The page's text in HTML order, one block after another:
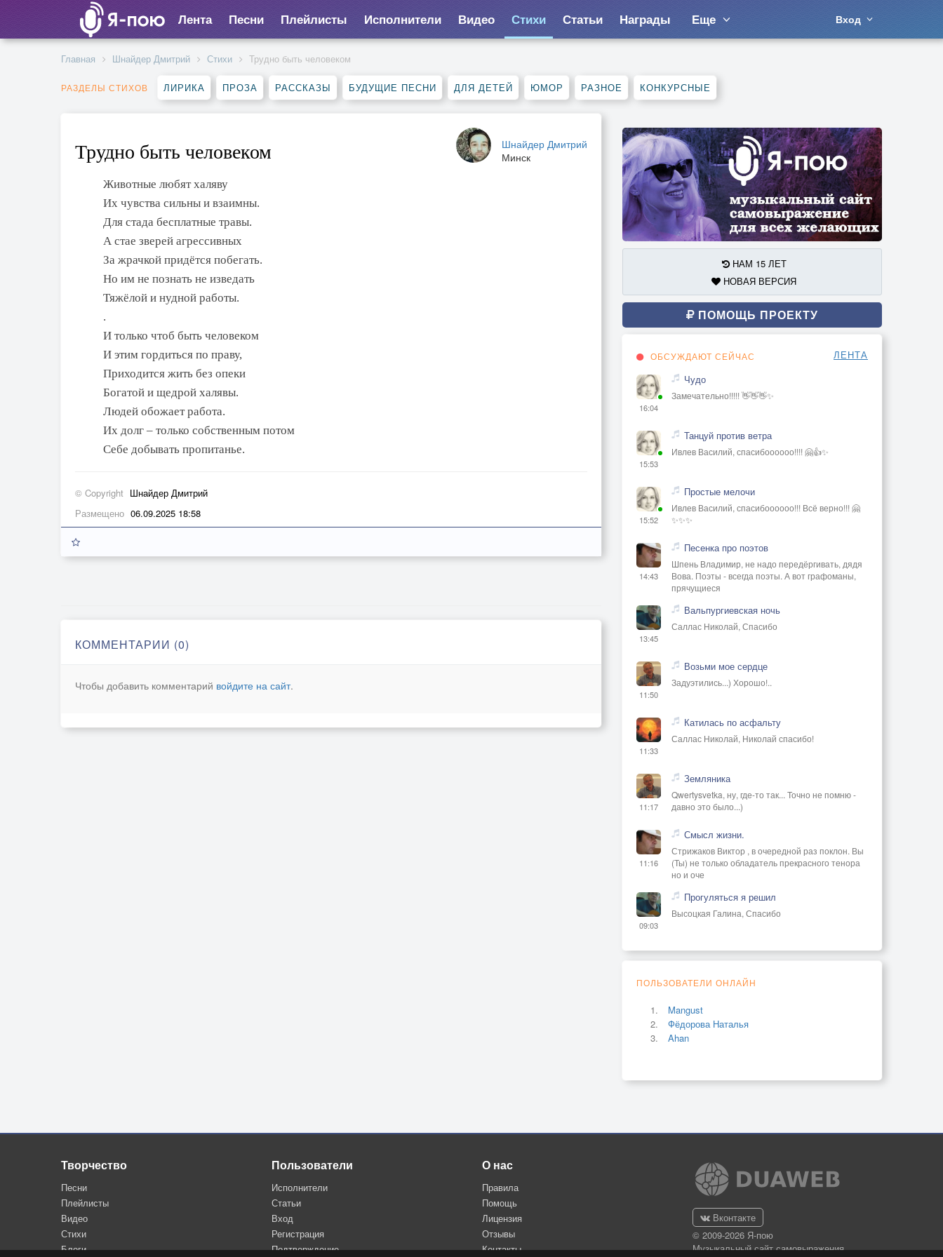
Лента Песни Плейлисты Исполнители Видео Стихи Статьи Награды Еще Вход
Главная Шнайдер Дмитрий Стихи Трудно быть человеком
РАЗДЕЛЫ СТИХОВ ЛИРИКА ПРОЗА РАССКАЗЫ БУДУЩИЕ ПЕСНИ ДЛЯ ДЕТЕЙ ЮМОР РАЗНОЕ КОНКУРСНЫЕ
Трудно быть человеком
Шнайдер Дмитрий
Минск
Животные любят халяву
Их чувства сильны и взаимны.
Для стада бесплатные травы.
А стае зверей агрессивных
За жрачкой придётся побегать.
Но им не познать не изведать
Тяжёлой и нудной работы.
.
И только чтоб быть человеком
И этим гордиться по праву,
Приходится жить без опеки
Богатой и щедрой халявы.
Людей обожает работа.
Их долг – только собственным потом
Себе добывать пропитанье.
© Copyright Шнайдер Дмитрий
Размещено 06.09.2025 18:58
КОММЕНТАРИИ (0)
Чтобы добавить комментарий войдите на сайт.
НАМ 15 ЛЕТ
НОВАЯ ВЕРСИЯ
ПОМОЩЬ ПРОЕКТУ
ОБСУЖДАЮТ СЕЙЧАС ЛЕНТА
16:04
Чудо
Замечательно!!!!! 👋👋👋✨
15:53
Танцуй против ветра
Ивлев Василий, спасибоооооо!!!! 🤗👍✨
15:52
Простые мелочи
Ивлев Василий, спасибоооооо!!! Всё верно!!! 🤗
✨✨✨
14:43
Песенка про поэтов
Шпень Владимир, не надо передёргивать, дядя
Вова. Поэты - всегда поэты. А вот графоманы,
прячущиеся
13:45
Вальпургиевская ночь
Саллас Николай, Спасибо
11:50
Возьми мое сердце
Задуэтились...) Хорошо!..
11:33
Катилась по асфальту
Саллас Николай, Николай спасибо!
11:17
Земляника
Qwertysvetka, ну, где-то так... Точно не помню -
давно это было...)
11:16
Смысл жизни.
Стрижаков Виктор , в очередной раз поклон. Вы
(Ты) не только обладатель прекрасного тенора
но и оче
09:03
Прогуляться я решил
Высоцкая Галина, Спасибо
ПОЛЬЗОВАТЕЛИ ОНЛАЙН
Mangust
Фёдорова Наталья
Ahan
Творчество
Песни
Плейлисты
Видео
Стихи
Блоги
Пользователи
Исполнители
Статьи
Вход
Регистрация
Подтверждение
О нас
Правила
Помощь
Лицензия
Отзывы
Контакты
Вконтакте
© 2009-2026 Я-пою
Музыкальный сайт самовыражения